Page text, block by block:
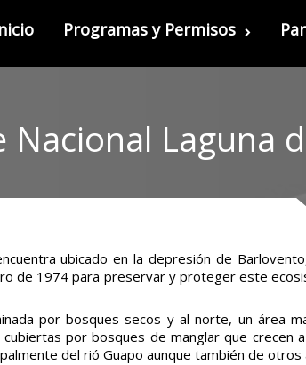
Programas y Permisos
Nacional Laguna
ubicado en la depresión de
de 1974 para preservar y proteger este
por bosques secos y al norte, un área
por bosques de manglar que crecen
del rió Guapo aunque también de